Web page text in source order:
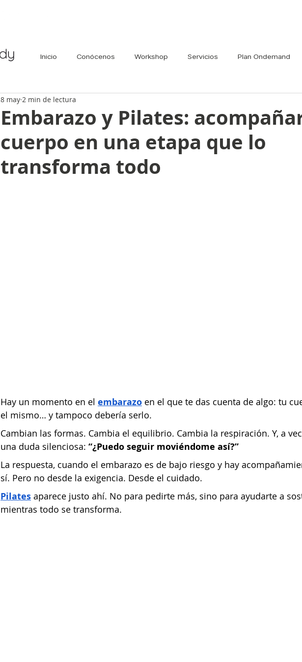
Inicio Conócenos Workshop Servicios Plan Ondemand
Embarazo y Pilates:
cuerpo en una etapa que lo
transforma todo
8 may 2 min de lectura
Hay un momento en el embarazo en el que te das cuenta de algo: tu
el mismo… y tampoco debería serlo.
Cambian las formas. Cambia el equilibrio. Cambia la respiración. Y, a
una duda silenciosa: “¿Puedo seguir moviéndome así?”
La respuesta, cuando el embarazo es de bajo riesgo y hay
sí. Pero no desde la exigencia. Desde el cuidado.
Pilates aparece justo ahí. No para pedirte más, sino para ayudarte a
mientras todo se transforma.